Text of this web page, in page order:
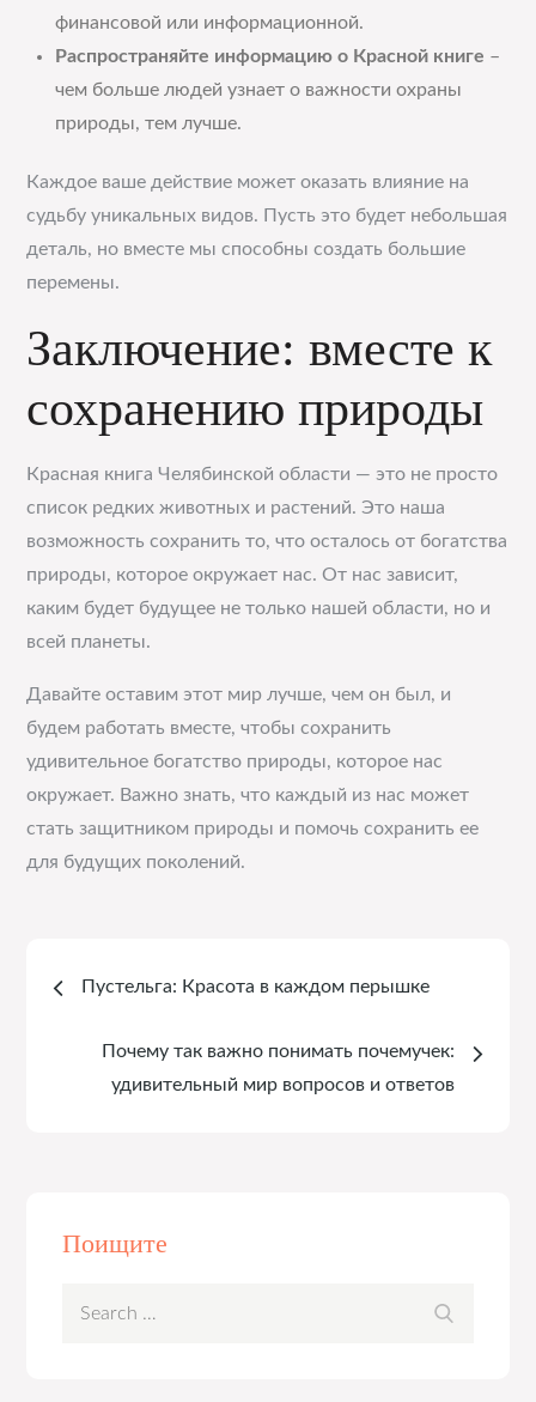
финансовой или информационной.
Распространяйте информацию о Красной книге –
чем больше людей узнает о важности охраны
природы, тем лучше.
Каждое ваше действие может оказать влияние на
судьбу уникальных видов. Пусть это будет небольшая
деталь, но вместе мы способны создать большие
перемены.
Заключение: вместе к
сохранению природы
Красная книга Челябинской области — это не просто
список редких животных и растений. Это наша
возможность сохранить то, что осталось от богатства
природы, которое окружает нас. От нас зависит,
каким будет будущее не только нашей области, но и
всей планеты.
Давайте оставим этот мир лучше, чем он был, и
будем работать вместе, чтобы сохранить
удивительное богатство природы, которое нас
окружает. Важно знать, что каждый из нас может
стать защитником природы и помочь сохранить ее
для будущих поколений.
Навигация
записям
Пустельга: Красота в каждом перышке
Почему так важно понимать почемучек:
удивительный мир вопросов и ответов
Поищите